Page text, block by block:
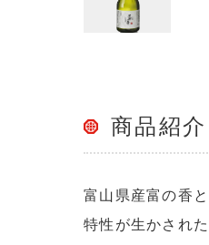
商品紹介
富山県産富の香
特性が生かされ